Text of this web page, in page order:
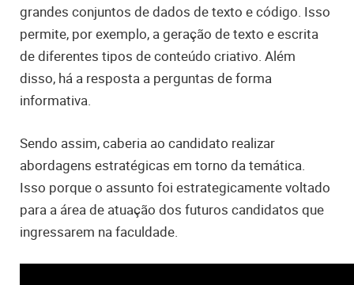
grandes conjuntos de dados de texto e código. Isso
permite, por exemplo, a geração de texto e escrita
de diferentes tipos de conteúdo criativo. Além
disso, há a resposta a perguntas de forma
informativa.
Sendo assim, caberia ao candidato realizar
abordagens estratégicas em torno da temática.
Isso porque o assunto foi estrategicamente voltado
para a área de atuação dos futuros candidatos que
ingressarem na faculdade.